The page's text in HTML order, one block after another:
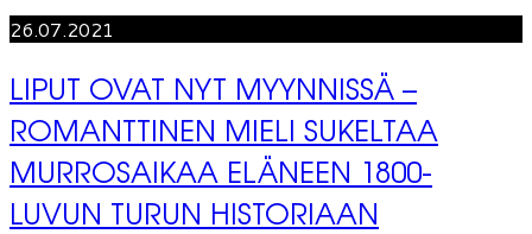
26.07.2021
LIPUT OVAT NYT MYYNNISSÄ –
ROMANTTINEN MIELI SUKELTAA
MURROSAIKAA ELÄNEEN 1800-
LUVUN TURUN HISTORIAAN